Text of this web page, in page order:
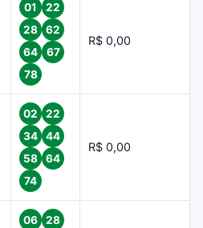
01
22
28
62
64
67
78
R$ 0,00
02
22
34
44
58
64
74
R$ 0,00
06
28